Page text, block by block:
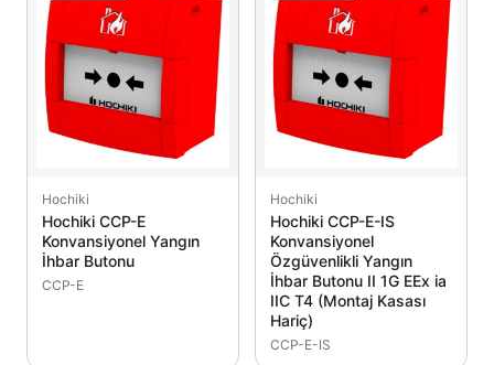
Hochiki
Hochiki CCP-E
Konvansiyonel Yangın
İhbar Butonu
CCP-E
Hochiki
Hochiki CCP-E-IS
Konvansiyonel
Özgüvenlikli Yangın
İhbar Butonu II 1G EEx ia
IIC T4 (Montaj Kasası
Hariç)
CCP-E-IS